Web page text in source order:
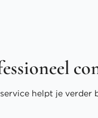
helpt je verder